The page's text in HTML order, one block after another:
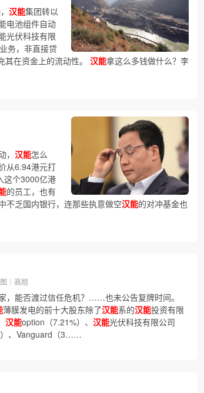
汉能集团转以
电池组件自动
光伏科技有限
务，非直接贷
在资金上的流动性。 汉能拿这么多钱做什么？李
汉能怎么
从6.94港元打
这个3000亿港
的员工，也有
不乏国内银行，连那些执意做空汉能的对冲基金也
｜高旭
，能否渡过信任危机？……也未公告复牌时间。
薄膜发电的前十大股东除了汉能系的汉能投资有限
汉能option（7.21%）、 汉能光伏科技有限公司
）、Vanguard（3……